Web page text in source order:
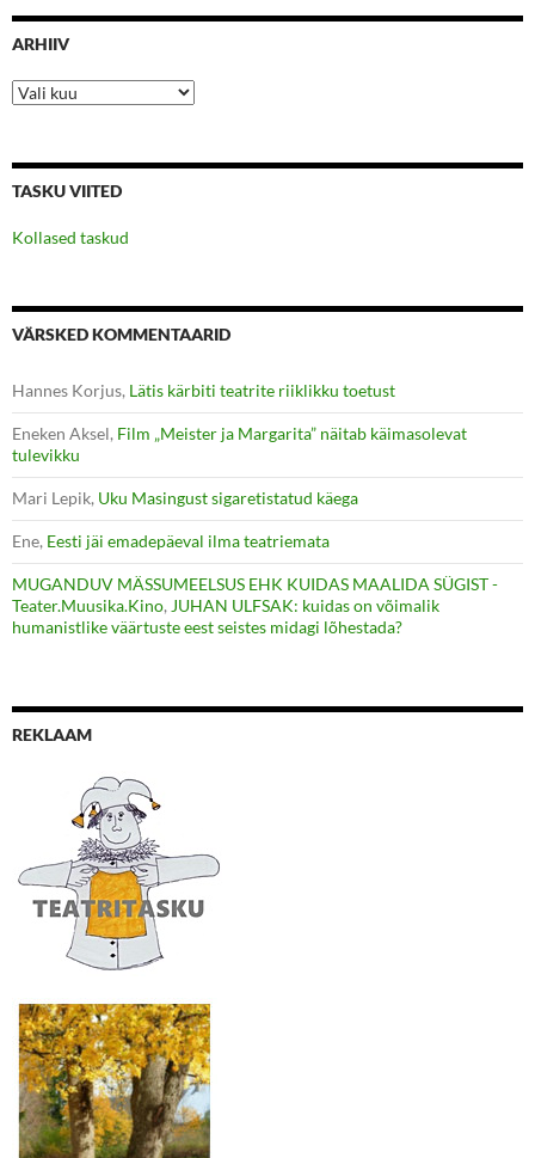
ARHIIV
Arhiiv
TASKU VIITED
Kollased taskud
VÄRSKED KOMMENTAARID
Hannes Korjus, Lätis kärbiti teatrite riiklikku toetust
Eneken Aksel, Film „Meister ja Margarita” näitab käimasolevat
tulevikku
Mari Lepik, Uku Masingust sigaretistatud käega
Ene, Eesti jäi emadepäeval ilma teatriemata
MUGANDUV MÄSSUMEELSUS EHK KUIDAS MAALIDA SÜGIST -
Teater.Muusika.Kino, JUHAN ULFSAK: kuidas on võimalik
humanistlike väärtuste eest seistes midagi lõhestada?
REKLAAM